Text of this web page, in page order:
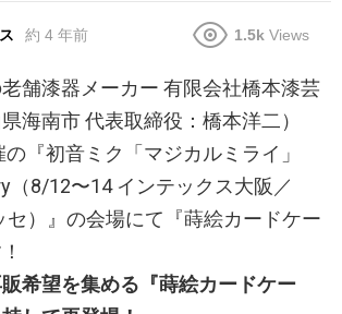
約 4 年前 1.5k Views
舗漆器メーカー 有限会社橋本漆芸
海南市 代表取締役：橋本洋二）
『初音ミク「マジカルミライ」
（8/12〜14 インテックス大阪／
セ）』の会場にて『蒔絵カードケー
希望を集める『蒔絵カードケー